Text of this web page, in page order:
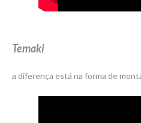
Temaki
a diferença está na forma de